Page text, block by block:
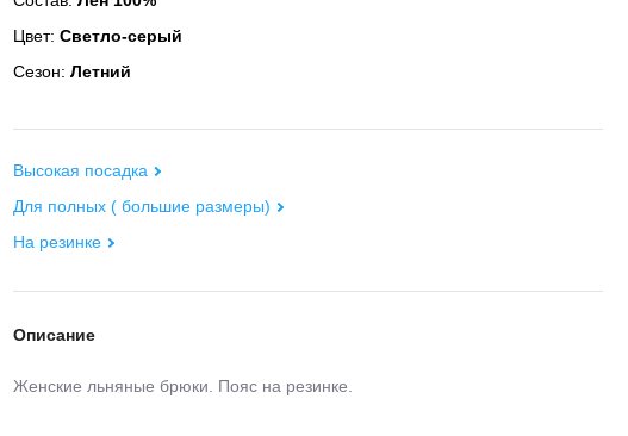
Цвет: Светло-серый
Сезон: Летний
Высокая посадка
Для полных ( большие размеры)
На резинке
Описание
Женские льняные брюки. Пояс на резинке.